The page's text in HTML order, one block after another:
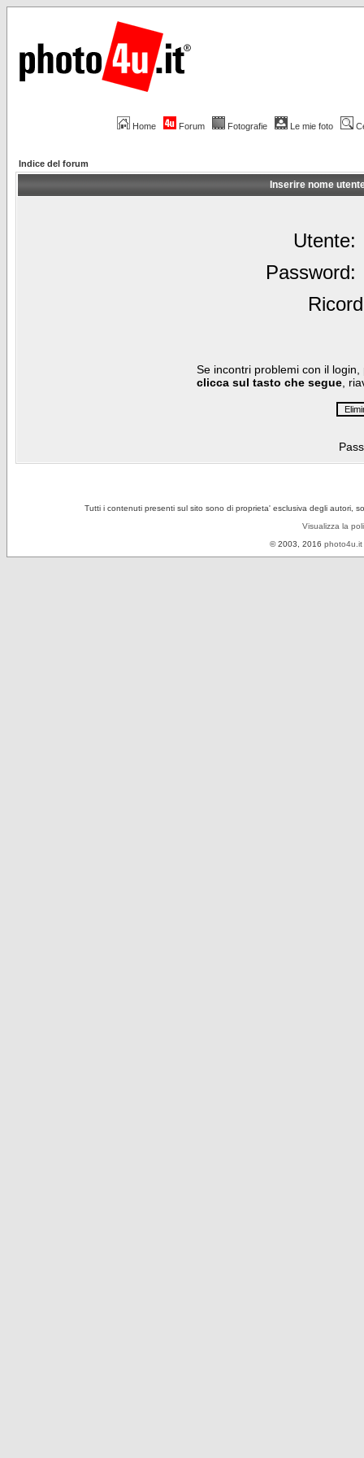
Home Forum Fotografie Le mie foto
Indice del forum
Inserire nome
Utente:
Password:
Se incontri problemi con il
clicca sul tasto che segue ,
Tutti i contenuti presenti sul sito sono di proprieta' esclusiva degli autori,
Visualizza la
© 2003, 2016 photo4u.it